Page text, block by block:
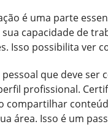
é uma parte
capacidade de
Isso possibilita ver
que deve ser
profissional.
compartilhar
área. Isso é um